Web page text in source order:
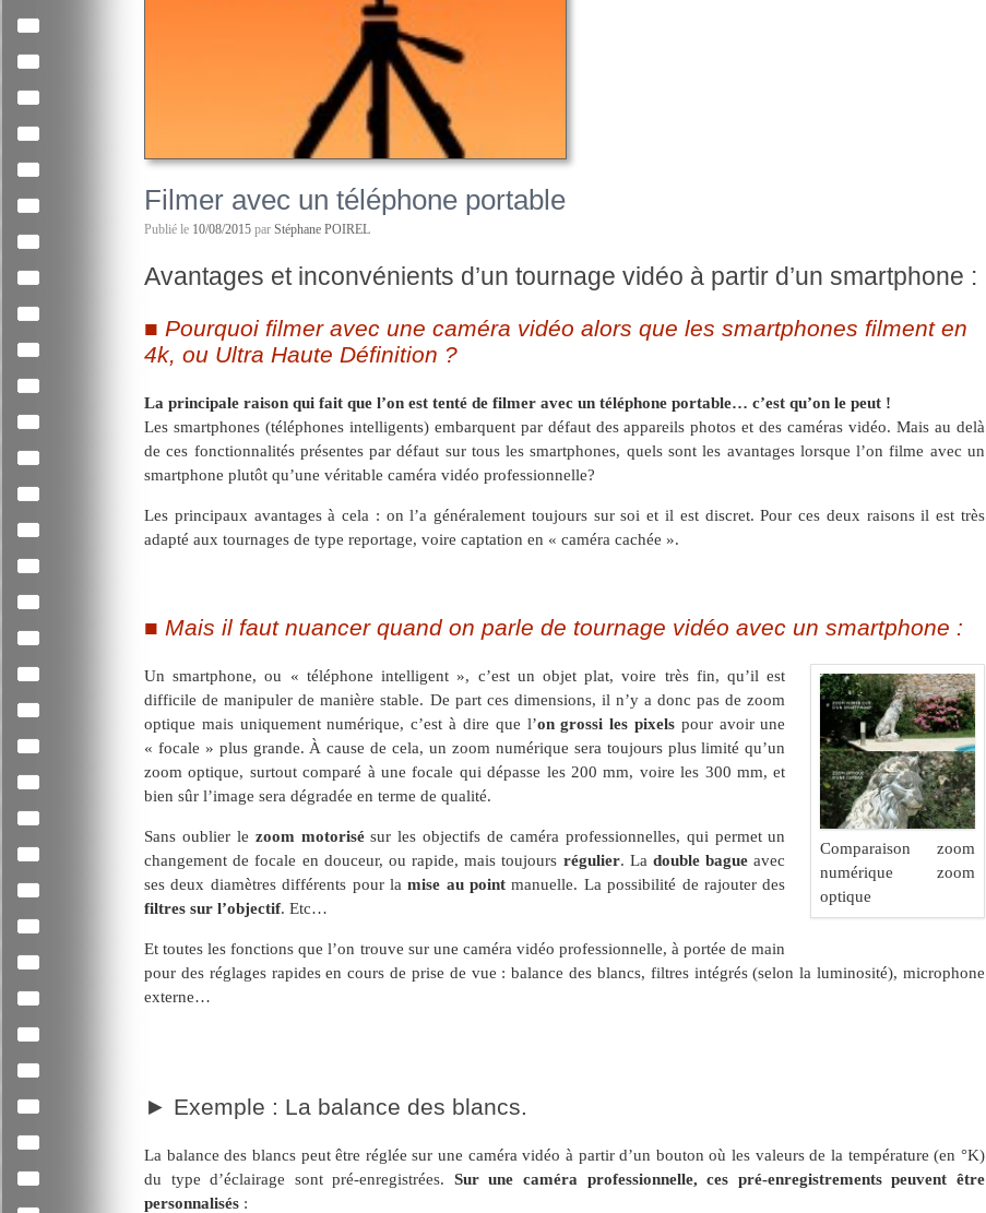
Filmer avec un téléphone portable
Publié le 10/08/2015 par Stéphane POIREL
Avantages et inconvénients d’un tournage vidéo à partir d’un smartphone :
Pourquoi filmer avec une caméra vidéo alors que les smartphones filment en
4k, ou Ultra Haute Définition ?
La principale raison qui fait que l’on est tenté de filmer avec un téléphone portable… c’est qu’on le peut !
Les smartphones (téléphones intelligents) embarquent par défaut des appareils photos et des caméras vidéo. Mais au delà
de ces fonctionnalités présentes par défaut sur tous les smartphones, quels sont les avantages lorsque l’on filme avec un
smartphone plutôt qu’une véritable caméra vidéo professionnelle?
Les principaux avantages à cela : on l’a généralement toujours sur soi et il est discret. Pour ces deux raisons il est très
adapté aux tournages de type reportage, voire captation en « caméra cachée ».
Mais il faut nuancer quand on parle de tournage vidéo avec un smartphone :
Comparaison zoom
numérique zoom
optique
Un smartphone, ou « téléphone intelligent », c’est un objet plat, voire très fin, qu’il est
difficile de manipuler de manière stable. De part ces dimensions, il n’y a donc pas de zoom
optique mais uniquement numérique, c’est à dire que l’on grossi les pixelspour avoir une
« focale » plus grande. À cause de cela, un zoom numérique sera toujours plus limité qu’un
zoom optique, surtout comparé à une focale qui dépasse les 200 mm, voire les 300 mm, et
bien sûr l’image sera dégradée en terme de qualité.
Sans oublier le zoom motorisésur les objectifs de caméra professionnelles, qui permet un
changement de focale en douceur, ou rapide, mais toujours régulier. Ladouble bague avec
ses deux diamètres différents pour lamise au point manuelle. La possibilité de rajouter des
filtres sur l’objectif. Etc…
Et toutes les fonctions que l’on trouve sur une caméra vidéo professionnelle, à portée de main
pour des réglages rapides en cours de prise de vue : balance des blancs, filtres intégrés (selon la luminosité), microphone
externe…
Exemple : La balance des blancs.
La balance des blancs peut être réglée sur une caméra vidéo à partir d’un bouton où les valeurs de la température (en °K)
du type d’éclairage sont pré-enregistrées. Sur une caméra professionnelle, ces pré-enregistrements peuvent être
personnalisés :